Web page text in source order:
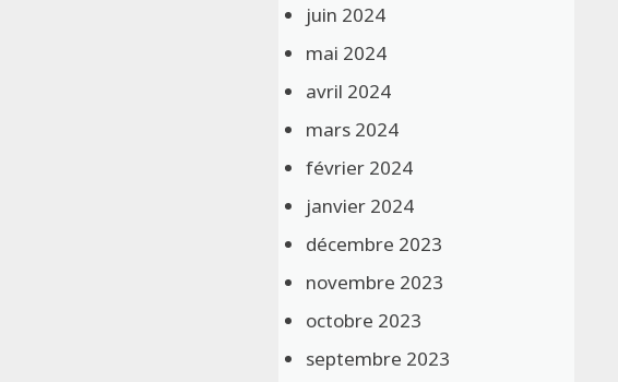
juin 2024
mai 2024
avril 2024
mars 2024
février 2024
janvier 2024
décembre 2023
novembre 2023
octobre 2023
septembre 2023